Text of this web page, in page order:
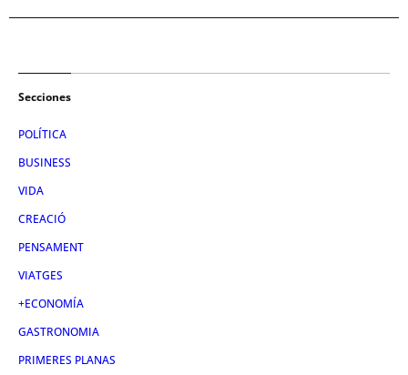
Secciones
POLÍTICA
BUSINESS
VIDA
CREACIÓ
PENSAMENT
VIATGES
+ECONOMÍA
GASTRONOMIA
PRIMERES PLANAS